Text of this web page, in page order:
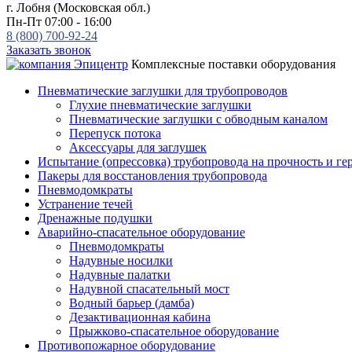
г. Лобня (Московская обл.)
Пн-Пт 07:00 - 16:00
8 (800) 700-92-24
Заказать звонок
Комплексные поставки оборудования
Пневматические заглушки для трубопроводов
Глухие пневматические заглушки
Пневматические заглушки с обводным каналом
Перепуск потока
Аксессуары для заглушек
Испытание (опрессовка) трубопровода на прочность и
Пакеры для восстановления трубопровода
Пневмодомкраты
Устранение течей
Дренажные подушки
Аварийно-спасательное оборудование
Пневмодомкраты
Надувные носилки
Надувные палатки
Надувной спасательный мост
Водный барьер (дамба)
Дезактивационная кабина
Прыжково-спасательное оборудование
Противопожарное оборудование